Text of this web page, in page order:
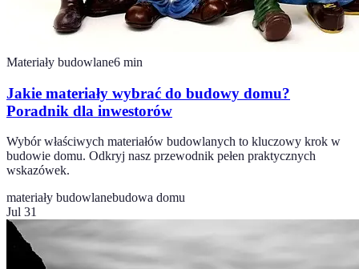
Materiały budowlane6 min
Jakie materiały wybrać do budowy domu?
Poradnik dla inwestorów
Wybór właściwych materiałów budowlanych to kluczowy krok w
budowie domu. Odkryj nasz przewodnik pełen praktycznych
wskazówek.
materiały budowlanebudowa domu
Jul 31